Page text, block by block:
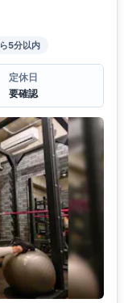
5分以内
定休日
要確認